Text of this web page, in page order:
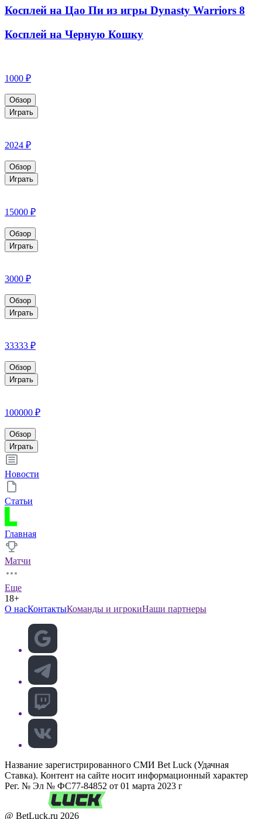
Косплей на Цао Пи из игры Dynasty Warriors 8
Косплей на Черную Кошку
1000 ₽
Обзор
Играть
2024 ₽
Обзор
Играть
15000 ₽
Обзор
Играть
3000 ₽
Обзор
Играть
33333 ₽
Обзор
Играть
100000 ₽
Обзор
Играть
Новости
Статьи
Главная
Матчи
Еще
18+
О насКонтактыКоманды и игрокиНаши партнеры
Название зарегистрированного СМИ Bet Luck (Удачная
Ставка). Контент на сайте носит информационный характер
Рег. № Эл № ФС77-84852 от 01 марта 2023 г
@ BetLuck.ru 2026